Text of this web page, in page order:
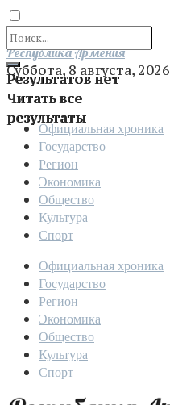
Результатов нет
Читать все
результаты
Отправить
Республика Армения
Суббота, 8 августа, 2026
Официальная хроника
Государство
Регион
Экономика
Общество
Культура
Спорт
Официальная хроника
Государство
Регион
Экономика
Общество
Культура
Спорт